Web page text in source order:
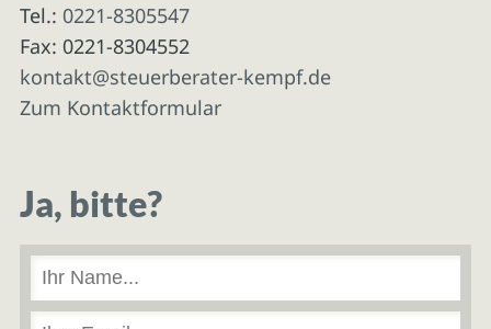
Tel.: 0221-8305547
Fax: 0221-8304552
kontakt@steuerberater-kempf.de
Zum Kontaktformular
Ja, bitte?